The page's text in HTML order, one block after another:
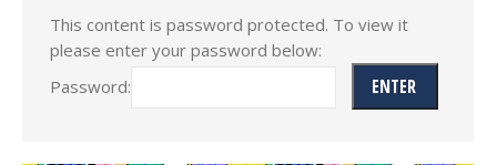
This content is password protected. To view it
please enter your password below:
Password: